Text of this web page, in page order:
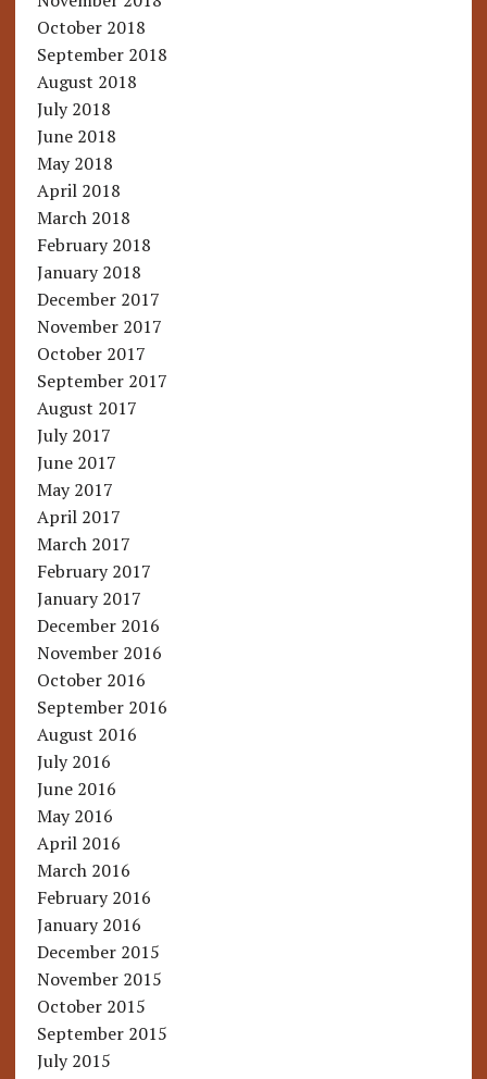
October 2018
September 2018
August 2018
July 2018
June 2018
May 2018
April 2018
March 2018
February 2018
January 2018
December 2017
November 2017
October 2017
September 2017
August 2017
July 2017
June 2017
May 2017
April 2017
March 2017
February 2017
January 2017
December 2016
November 2016
October 2016
September 2016
August 2016
July 2016
June 2016
May 2016
April 2016
March 2016
February 2016
January 2016
December 2015
November 2015
October 2015
September 2015
July 2015